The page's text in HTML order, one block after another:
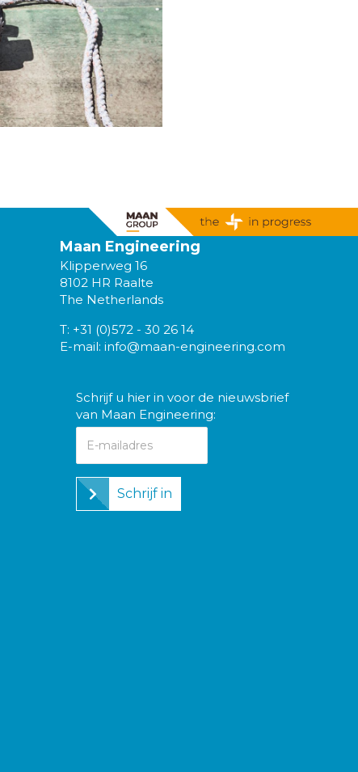
Maan Engineering
Klipperweg 16
8102 HR Raalte
The Netherlands
T: +31 (0)572 - 30 26 14
E-mail: info@maan-engineering.com
Schrijf u hier in voor de nieuwsbrief
van Maan Engineering:
Schrijf in